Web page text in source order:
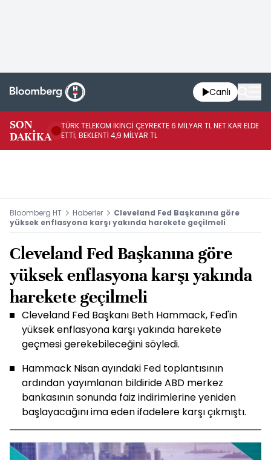
Canlı
SON
DAKİKA
TÜRK TELEKOM İKİNCİ ÇEYREKTE 6 MİLYAR TL NET KAR ELDE
ETTİ; BEKLENTİ 4,9 MİLYAR TL
Bloomberg HT Haberler
Cleveland Fed Başkanına göre
yüksek enflasyona karşı yakında harekete geçilmeli
Cleveland Fed Başkanına göre
yüksek enflasyona karşı yakında
harekete geçilmeli
Cleveland Fed Başkanı Beth Hammack, Fed'in
yüksek enflasyona karşı yakında harekete
geçmesi gerekebileceğini söyledi.
Hammack Nisan ayındaki Fed toplantısının
ardından yayımlanan bildiride ABD merkez
bankasının sonunda faiz indirimlerine yeniden
başlayacağını ima eden ifadelere karşı çıkmıştı.